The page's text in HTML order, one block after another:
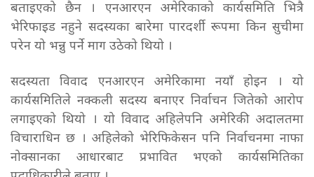
बताइएको छैन । एनआरएन अमेरिकाको कार्यसमिति भित्रै
भेरिफाइड नहुने सदस्यका बारेमा पारदर्शी रूपमा किन सुचीमा
परेन यो भन्नु पर्ने माग उठेको थियो ।
सदस्यता विवाद एनआरएन अमेरिकामा नयाँ होइन । यो
कार्यसमितिले नक्कली सदस्य बनाएर निर्वाचन जितेको आरोप
लगाइएको थियो । यो विवाद अहिलेपनि अमेरिकी अदालतमा
विचाराधिन छ । अहिलेको भेरिफिकेसन पनि निर्वाचनमा नाफा
नोक्सानका आधारबाट प्रभावित भएको कार्यसमितिका